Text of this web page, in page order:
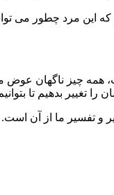
این مرد چطور می
چیز ناگهان عوض می
بدهیم تا
و تفسیر ما از آن است.